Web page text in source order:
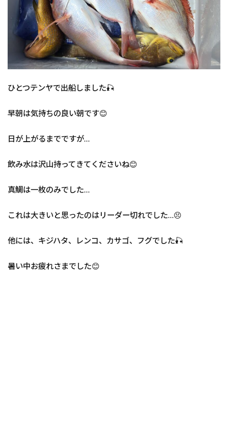
ひとつテンヤで出船しました🎣
早朝は気持ちの良い朝です😊
日が上がるまでですが…
飲み水は沢山持ってきてくださいね😊
真鯛は一枚のみでした…
これは大きいと思ったのはリーダー切れでした…😣
他には、キジハタ、レンコ、カサゴ、フグでした🎣
暑い中お疲れさまでした😊